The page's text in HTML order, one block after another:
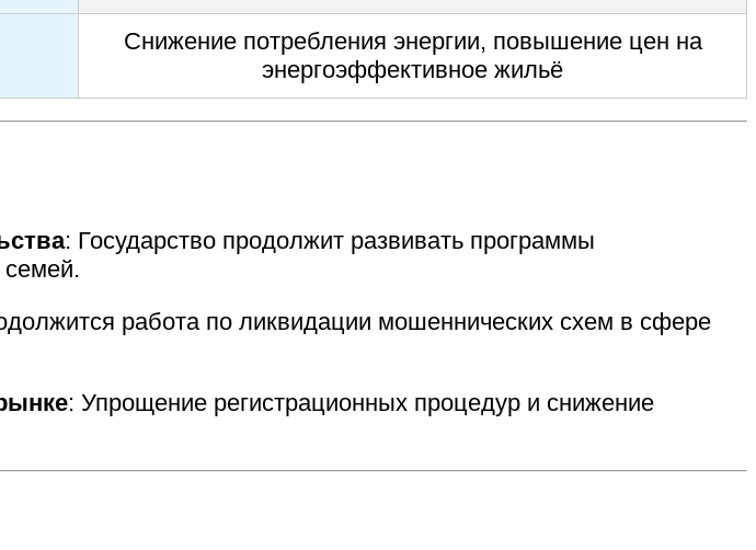
Снижение потребления энергии, повышение цен на
энергоэффективное жильё
: Государство продолжит развивать программы
работа по ликвидации мошеннических схем в сфере
: Упрощение регистрационных процедур и снижение